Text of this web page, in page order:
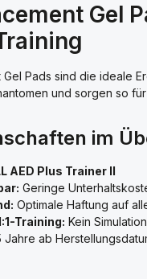
Gel
Gel Pads sind die ideale
und sorgen so
im
AED Plus Trainer II
Geringe
Optimale Haftung auf
Training: Kein
Jahre ab